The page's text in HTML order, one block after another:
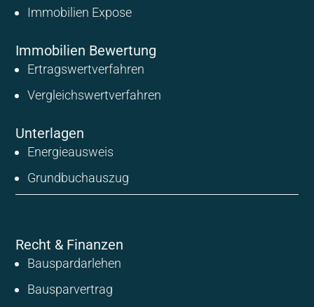
Immobilien Expose
Immobilien Bewertung
Ertragswertverfahren
Vergleichswertverfahren
Unterlagen
Energieausweis
Grundbuchauszug
Recht & Finanzen
Bauspardarlehen
Bausparvertrag